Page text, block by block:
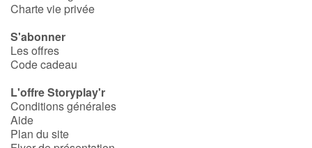
Charte vie privée
S'abonner
Les offres
Code cadeau
L'offre Storyplay'r
Conditions générales
Aide
Plan du site